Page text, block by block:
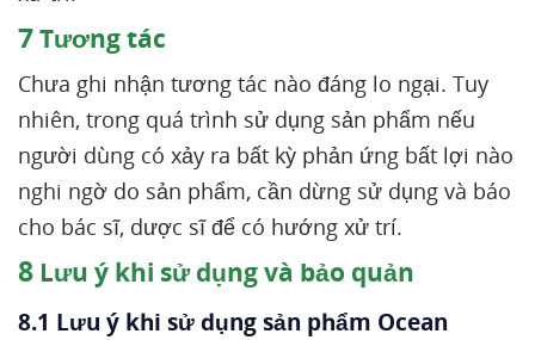
7Tương tác
Chưa ghi nhận tương tác nào đáng lo ngại. Tuy
nhiên, trong quá trình sử dụng sản phẩm nếu
người dùng có xảy ra bất kỳ phản ứng bất lợi nào
nghi ngờ do sản phẩm, cần dừng sử dụng và báo
cho bác sĩ, dược sĩ để có hướng xử trí.
8 Lưu ý khi sử dụng và bảo quản
8.1 Lưu ý khi sử dụng sản phẩm Ocean